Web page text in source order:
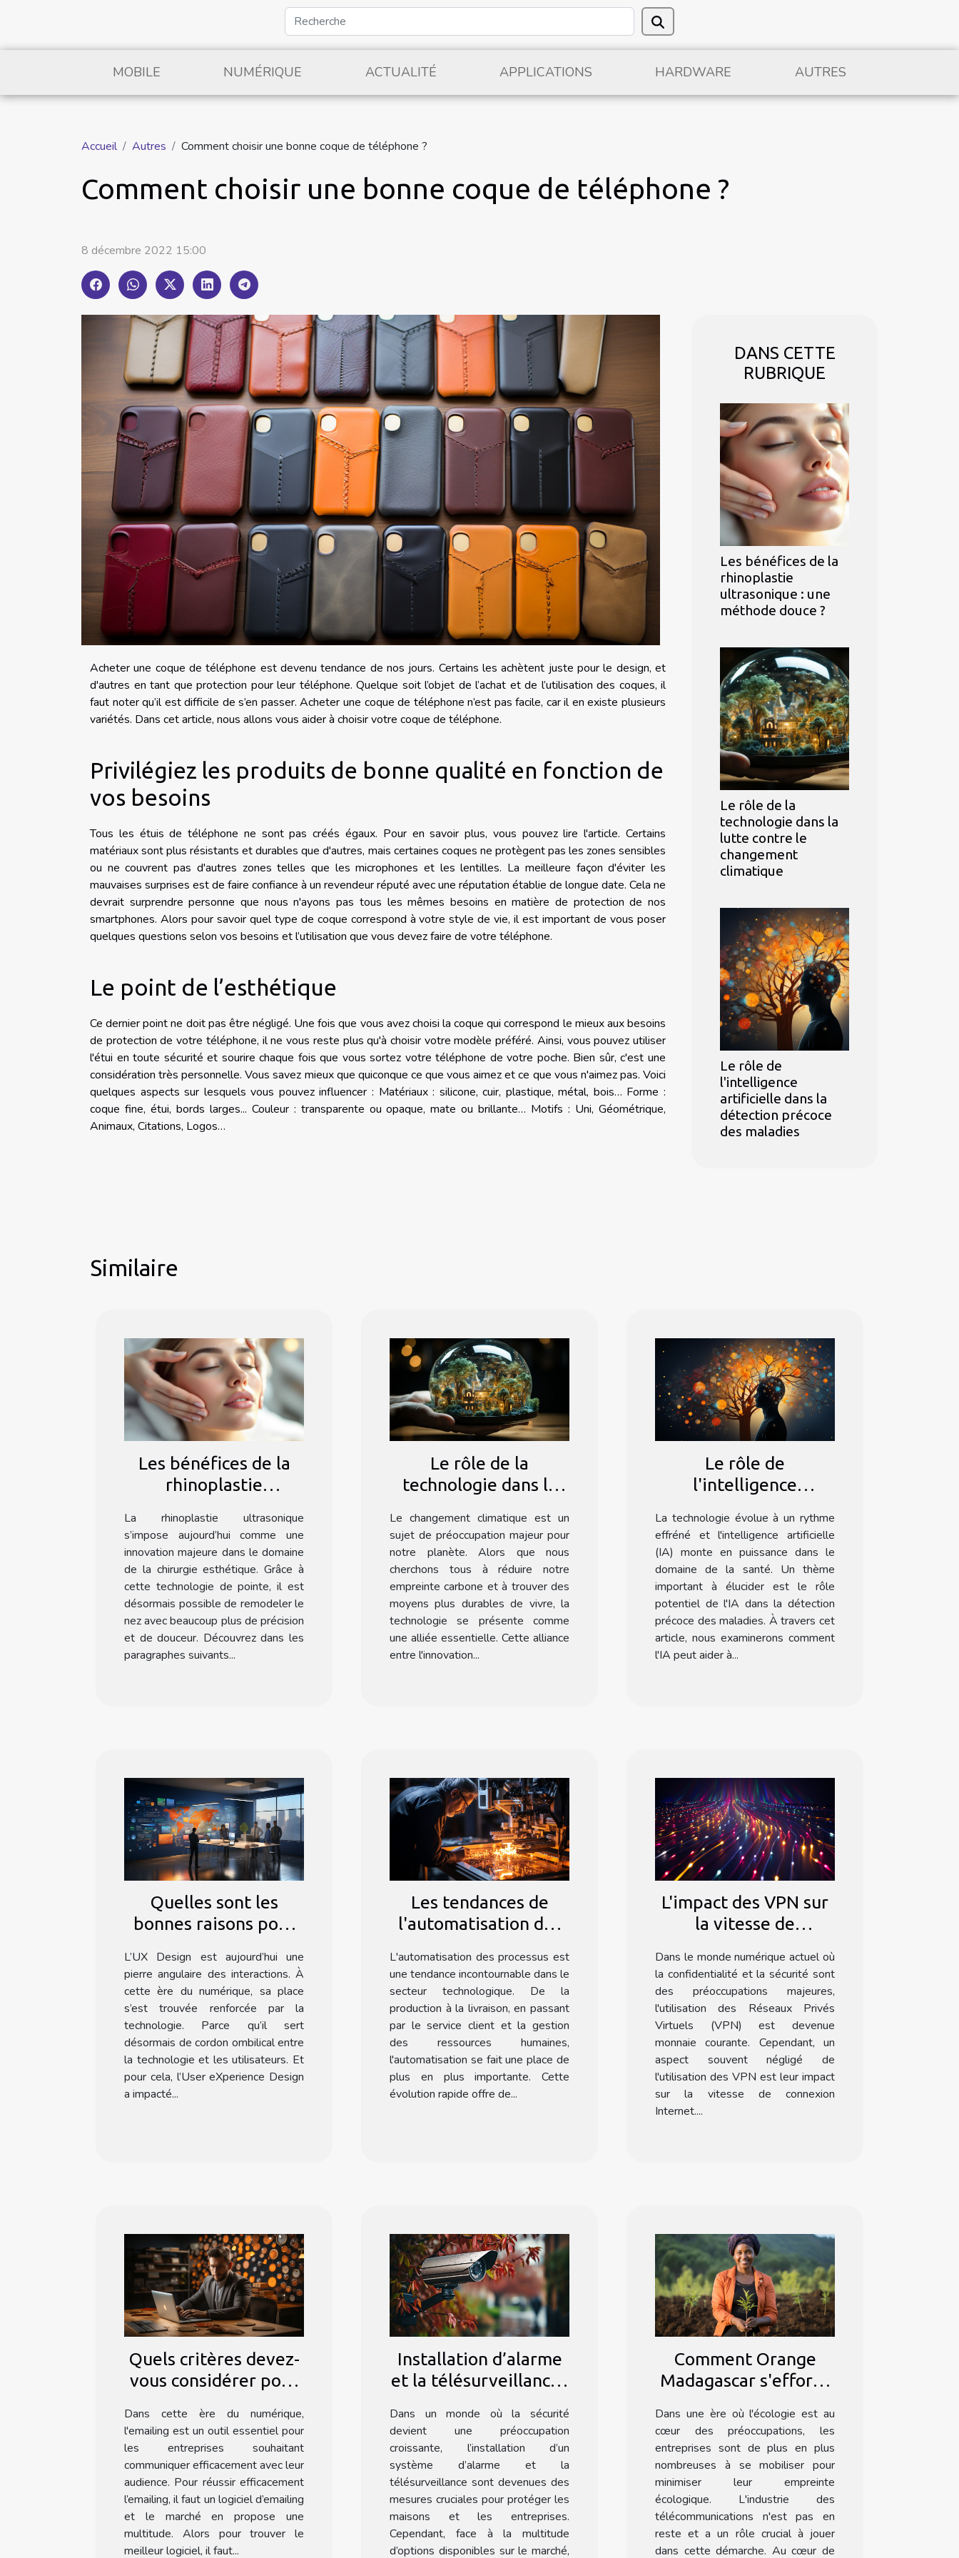
MOBILE NUMÉRIQUE ACTUALITÉ APPLICATIONS HARDWARE AUTRES
Accueil Autres Comment choisir une bonne coque de téléphone ?
Comment choisir une bonne coque de téléphone ?
8 décembre 2022 15:00
Acheter une coque de téléphone est devenu tendance de nos jours. Certains les achètent juste pour le design, et
d'autres en tant que protection pour leur téléphone. Quelque soit l’objet de l’achat et de l’utilisation des coques, il
faut noter qu’il est difficile de s’en passer. Acheter une coque de téléphone n’est pas facile, car il en existe plusieurs
variétés. Dans cet article, nous allons vous aider à choisir votre coque de téléphone.
Privilégiez les produits de bonne qualité en fonction de
vos besoins
Tous les étuis de téléphone ne sont pas créés égaux. Pour en savoir plus, vous pouvezlire l'article. Certains
matériaux sont plus résistants et durables que d'autres, mais certaines coques ne protègent pas les zones sensibles
ou ne couvrent pas d'autres zones telles que les microphones et les lentilles. La meilleure façon d'éviter les
mauvaises surprises est de faire confiance à un revendeur réputé avec une réputation établie de longue date. Cela ne
devrait surprendre personne que nous n'ayons pas tous les mêmes besoins en matière de protection de nos
smartphones. Alors pour savoir quel type de coque correspond à votre style de vie, il est important de vous poser
quelques questions selon vos besoins et l’utilisation que vous devez faire de votre téléphone.
Le point de l’esthétique
Ce dernier point ne doit pas être négligé. Une fois que vous avez choisi la coque qui correspond le mieux aux besoins
de protection de votre téléphone, il ne vous reste plus qu'à choisir votre modèle préféré. Ainsi, vous pouvez utiliser
l'étui en toute sécurité et sourire chaque fois que vous sortez votre téléphone de votre poche. Bien sûr, c'est une
considération très personnelle. Vous savez mieux que quiconque ce que vous aimez et ce que vous n'aimez pas. Voici
quelques aspects sur lesquels vous pouvez influencer : Matériaux : silicone, cuir, plastique, métal, bois… Forme :
coque fine, étui, bords larges... Couleur : transparente ou opaque, mate ou brillante… Motifs : Uni, Géométrique,
Animaux, Citations, Logos…
DANS CETTE
RUBRIQUE
Les bénéfices de la
rhinoplastie
ultrasonique : une
méthode douce ?
Le rôle de la
technologie dans la
lutte contre le
changement
climatique
Le rôle de
l'intelligence
artificielle dans la
détection précoce
des maladies
Similaire
Les bénéfices de la
rhinoplastie
méthode douce ?
La rhinoplastie ultrasonique
s’impose aujourd’hui comme une
innovation majeure dans le domaine
de la chirurgie esthétique. Grâce à
cette technologie de pointe, il est
désormais possible de remodeler le
nez avec beaucoup plus de précision
et de douceur. Découvrez dans les
paragraphes suivants...
Le rôle de la
technologie dans la
changement
climatique
Le changement climatique est un
sujet de préoccupation majeur pour
notre planète. Alors que nous
cherchons tous à réduire notre
empreinte carbone et à trouver des
moyens plus durables de vivre, la
technologie se présente comme
une alliée essentielle. Cette alliance
entre l'innovation...
Le rôle de
l'intelligence
détection précoce des
maladies
La technologie évolue à un rythme
effréné et l'intelligence artificielle
(IA) monte en puissance dans le
domaine de la santé. Un thème
important à élucider est le rôle
potentiel de l'IA dans la détection
précoce des maladies. À travers cet
article, nous examinerons comment
l'IA peut aider à...
Quelles sont les
bonnes raisons pour
Design ?
L’UX Design est aujourd’hui une
pierre angulaire des interactions. À
cette ère du numérique, sa place
s’est trouvée renforcée par la
technologie. Parce qu’il sert
désormais de cordon ombilical entre
la technologie et les utilisateurs. Et
pour cela, l’User eXperience Design
a impacté...
Les tendances de
l'automatisation des
secteur technologique
avec Formation Make
L'automatisation des processus est
une tendance incontournable dans le
secteur technologique. De la
production à la livraison, en passant
par le service client et la gestion
des ressources humaines,
l'automatisation se fait une place de
plus en plus importante. Cette
évolution rapide offre de...
L'impact des VPN sur
la vitesse de
Dans le monde numérique actuel où
la confidentialité et la sécurité sont
des préoccupations majeures,
l'utilisation des Réseaux Privés
Virtuels (VPN) est devenue
monnaie courante. Cependant, un
aspect souvent négligé de
l'utilisation des VPN est leur impact
sur la vitesse de connexion
Internet....
Quels critères devez-
vous considérer pour
d'emailing ?
Dans cette ère du numérique,
l'emailing est un outil essentiel pour
les entreprises souhaitant
communiquer efficacement avec leur
audience. Pour réussir efficacement
l’emailing, il faut un logiciel d’emailing
et le marché en propose une
multitude. Alors pour trouver le
meilleur logiciel, il faut...
Installation d’alarme
et la télésurveillance :
une agence
spécialisée ?
Dans un monde où la sécurité
devient une préoccupation
croissante, l’installation d’un
système d’alarme et la
télésurveillance sont devenues des
mesures cruciales pour protéger les
maisons et les entreprises.
Cependant, face à la multitude
d’options disponibles sur le marché,
Comment Orange
Madagascar s'efforce
empreinte écologique
Dans une ère où l'écologie est au
cœur des préoccupations, les
entreprises sont de plus en plus
nombreuses à se mobiliser pour
minimiser leur empreinte
écologique. L'industrie des
télécommunications n'est pas en
reste et a un rôle crucial à jouer
dans cette démarche. Au cœur de